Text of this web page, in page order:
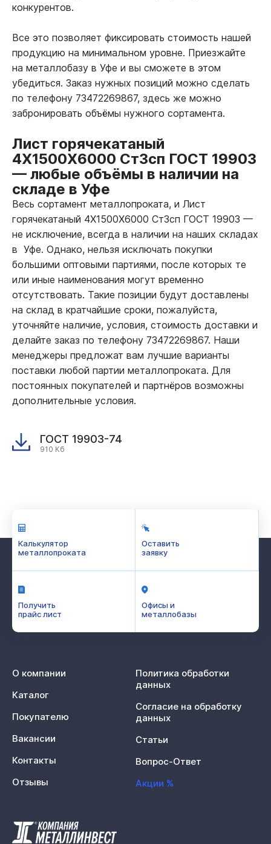
конкурентов.
Все это позволяет фиксировать стоимость нашей
продукцию на минимальном уровне. Приезжайте
на металлобазу в Уфе и вы сможете в этом
убедиться. Заказ нужных позиций можно сделать
по телефону 73472269867, здесь же можно
забронировать объёмы нужного сортамента.
Лист горячекатаный
4Х1500Х6000 Ст3сп ГОСТ 19903
— любые объёмы в наличии на
складе в Уфе
Весь сортамент металлопроката, и Лист
горячекатаный 4Х1500Х6000 Ст3сп ГОСТ 19903 —
не исключение, всегда в наличии на наших складах
в Уфе. Однако, нельзя исключать покупки
большими оптовыми партиями, после которых те
или иные наименования могут временно
отсутствовать. Такие позиции будут доставлены
на склад в кратчайшие сроки, пожалуйста,
уточняйте наличие, условия, стоимость доставки и
делайте заказ по телефону 73472269867. Наши
менеджеры предложат вам лучшие варианты
поставки любой партии металлопроката. Для
постоянных покупателей и партнёров возможны
дополнительные условия.
ГОСТ 19903-74
910 Кб
Калькулятор
металлопроката
Оставить
заявку
Получить
прайс лист
Офисы и
металлобазы
О компании
Каталог
Покупателю
Вакансии
Контакты
Отзывы
Политика обработки
данных
Согласие на обработку
данных
Статьи
Вопрос-Ответ
Акции %